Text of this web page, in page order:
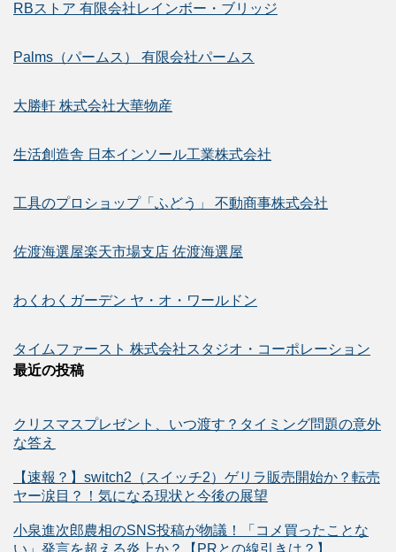
RBストア 有限会社レインボー・ブリッジ
Palms（パームス） 有限会社パームス
大勝軒 株式会社大華物産
生活創造舎 日本インソール工業株式会社
工具のプロショップ「ふどう」 不動商事株式会社
佐渡海選屋楽天市場支店 佐渡海選屋
わくわくガーデン ヤ・オ・ワールドン
タイムファースト 株式会社スタジオ・コーポレーション
最近の投稿
クリスマスプレゼント、いつ渡す？タイミング問題の意外
な答え
【速報？】switch2（スイッチ2）ゲリラ販売開始か？転売
ヤー涙目？！気になる現状と今後の展望
小泉進次郎農相のSNS投稿が物議！「コメ買ったことな
い」発言を超える炎上か？【PRとの線引きは？】